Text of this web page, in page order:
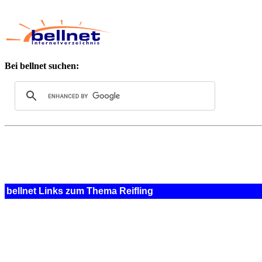
Bei bellnet suchen:
bellnet Links zum Thema Reifling